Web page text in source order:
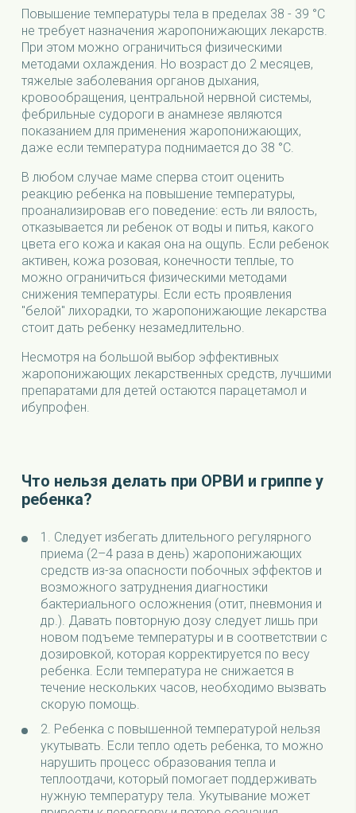
Повышение температуры тела в пределах 38 - 39 °C
не требует назначения жаропонижающих лекарств.
При этом можно ограничиться физическими
методами охлаждения. Но возраст до 2 месяцев,
тяжелые заболевания органов дыхания,
кровообращения, центральной нервной системы,
фебрильные судороги в анамнезе являются
показанием для применения жаропонижающих,
даже если температура поднимается до 38 °C.
В любом случае маме сперва стоит оценить
реакцию ребенка на повышение температуры,
проанализировав его поведение: есть ли вялость,
отказывается ли ребенок от воды и питья, какого
цвета его кожа и какая она на ощупь. Если ребенок
активен, кожа розовая, конечности теплые, то
можно ограничиться физическими методами
снижения температуры. Если есть проявления
"белой" лихорадки, то жаропонижающие лекарства
стоит дать ребенку незамедлительно.
Несмотря на большой выбор эффективных
жаропонижающих лекарственных средств, лучшими
препаратами для детей остаются парацетамол и
ибупрофен.
Что нельзя делать при ОРВИ и гриппе у
ребенка?
1. Следует избегать длительного регулярного
приема (2–4 раза в день) жаропонижающих
средств из-за опасности побочных эффектов и
возможного затруднения диагностики
бактериального осложнения (отит, пневмония и
др.). Давать повторную дозу следует лишь при
новом подъеме температуры и в соответствии с
дозировкой, которая корректируется по весу
ребенка. Если температура не снижается в
течение нескольких часов, необходимо вызвать
скорую помощь.
2. Ребенка с повышенной температурой нельзя
укутывать. Если тепло одеть ребенка, то можно
нарушить процесс образования тепла и
теплоотдачи, который помогает поддерживать
нужную температуру тела. Укутывание может